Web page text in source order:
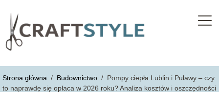
Strona główna / Budownictwo / Pompy ciepła Lublin i Puławy – czy
to naprawdę się opłaca w 2026 roku? Analiza kosztów i oszczędności